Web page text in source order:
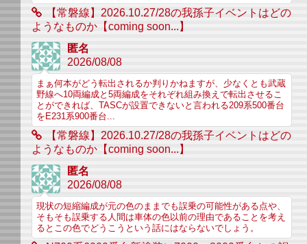
【常磐線】2026.10.27/28の我孫子イベントはどの
ようなものか【coming soon...】
匿名
2026/08/08
まぁ何本がどう転出されるか判りかねますが、少なくとも武蔵
野線へ10両編成と5両編成をそれぞれ組み換えで転出させるこ
とができれば、TASCが設置できないと言われる209系500番台
をE231系900番台...
【常磐線】2026.10.27/28の我孫子イベントはどの
ようなものか【coming soon...】
匿名
2026/08/08
現状の短縮編成が元の色のままでも誤乗の可能性がある点や、
そもそも誤乗する人間は車体の色以前の理由であることを考え
るとこの色でどうこうという話にはならないでしょう。